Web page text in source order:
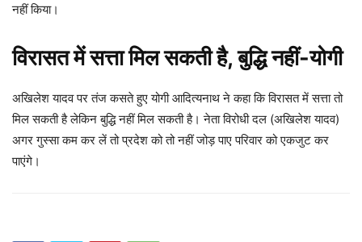
नहीं किया।
विरासत में सत्ता मिल सकती है, बुद्धि नहीं-योगी
अखिलेश यादव पर तंज कसते हुए योगी आदित्यनाथ ने कहा कि विरासत में सत्ता तो
मिल सकती है लेकिन बुद्धि नहीं मिल सकती है। नेता विरोधी दल (अखिलेश यादव)
अगर गुस्सा कम कर लें तो प्रदेश को तो नहीं जोड़ पाए परिवार को एकजुट कर
पाएंगे।